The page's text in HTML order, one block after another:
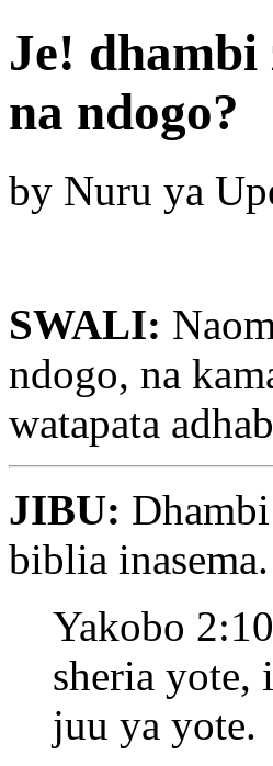
Je!
na ndogo?
by Nuru ya
SWALI:
ndogo, na
watapata
JIBU:
biblia inasema.
Yakobo
sheria yote,
juu ya yote.